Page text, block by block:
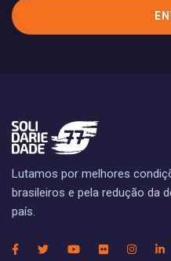
Lutamos por melhores
brasileiros e pela redução da
país.